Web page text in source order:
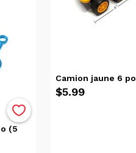
(5
Camion jaune 6 po
$5.99